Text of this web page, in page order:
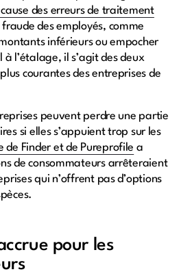
des erreurs de traitement
des employés, comme
inférieurs ou empocher
à l’étalage, il s’agit des deux
courantes des entreprises de
peuvent perdre une partie
si elles s’appuient trop sur les
de Finder et de Pureprofile a
de consommateurs arrêteraient
qui n’offrent pas d’options
pour les